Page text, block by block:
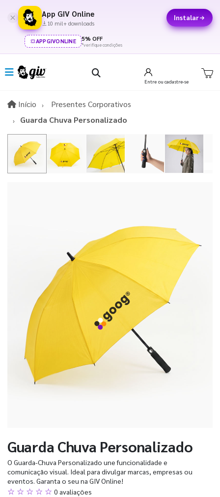
App GIV Online
10 mil+ downloads
Instalar
APPGIVONLINE 5% OFF
*verifique condições
Entre ou cadastre-se
Início InícioPresentes Corporativos
Guarda Chuva Personalizado
Guarda Chuva Personalizado
O Guarda-Chuva Personalizado une funcionalidade e
comunicação visual. Ideal para divulgar marcas, empresas ou
eventos. Garanta o seu na GIV Online!
☆ ☆ ☆ ☆ ☆ 0 avaliações